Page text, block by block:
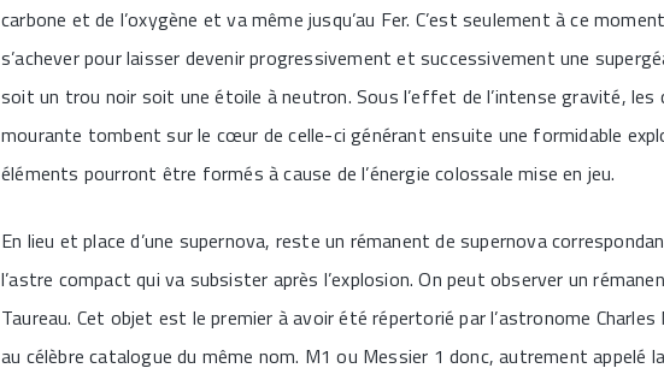
carbone et de l’oxygène et va même jusqu’au Fer. C’est seulement à ce
s’achever pour laisser devenir progressivement et successivement une
soit un trou noir soit une étoile à neutron. Sous l’effet de l’intense gravité, les
mourante tombent sur le cœur de celle-ci générant ensuite une formidable
éléments pourront être formés à cause de l’énergie colossale mise en jeu.
En lieu et place d’une supernova, reste un rémanent de supernova
l’astre compact qui va subsister après l’explosion. On peut observer un
Taureau. Cet objet est le premier à avoir été répertorié par l’astronome
au célèbre catalogue du même nom. M1 ou Messier 1 donc, autrement appelé